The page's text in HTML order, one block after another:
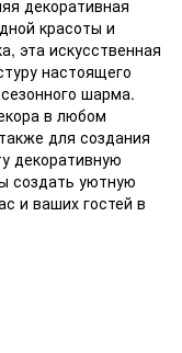
декоративная
красоты и
эта искусственная
настоящего
шарма.
в любом
для создания
декоративную
создать уютную
и ваших гостей в